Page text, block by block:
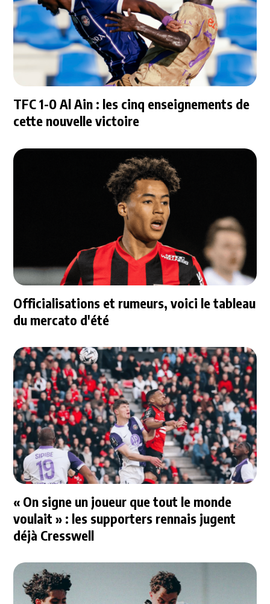
TFC 1-0 Al Ain : les cinq enseignements de
cette nouvelle victoire
Officialisations et rumeurs, voici le tableau
du mercato d'été
« On signe un joueur que tout le monde
voulait » : les supporters rennais jugent
déjà Cresswell